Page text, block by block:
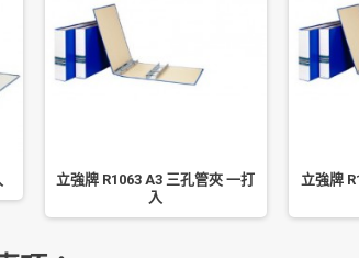
立強牌 R1063 A3 三孔管夾 一打
入
立強牌